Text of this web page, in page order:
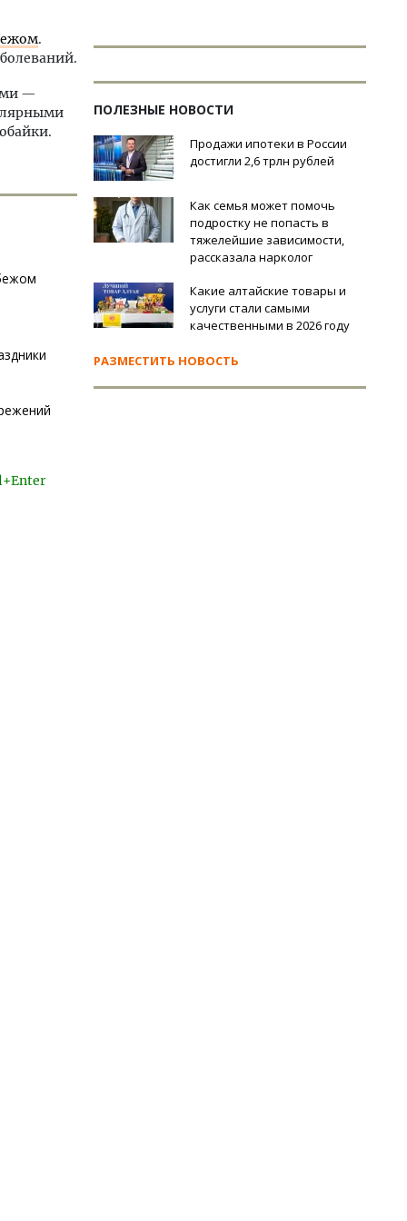
.
—
ПОЛЕЗНЫЕ НОВОСТИ
Продажи ипотеки в России
достигли 2,6 трлн рублей
Как семья может помочь
подростку не попасть в
тяжелейшие зависимости,
рассказала нарколог
Какие алтайские товары и
услуги стали самыми
качественными в 2026 году
РАЗМЕСТИТЬ НОВОСТЬ